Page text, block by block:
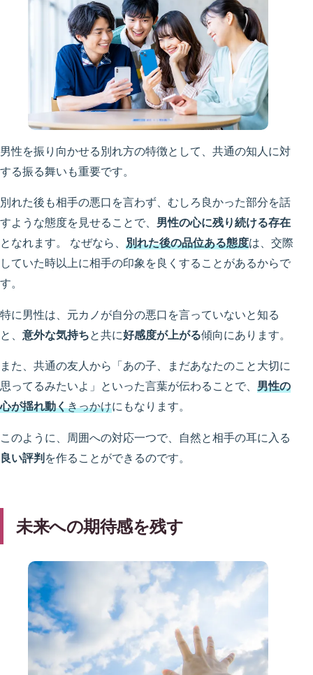
男性を振り向かせる別れ方の特徴として、共通の知人に対
する振る舞いも重要です。
別れた後も相手の悪口を言わず、むしろ良かった部分を話
すような態度を見せることで、 男性の心に残り続ける存在
となれます。 なぜなら、 別れた後の品位ある態度は、交際
していた時以上に相手の印象を良くすることがあるからで
す。
特に男性は、元カノが自分の悪口を言っていないと知る
と、 意外な気持ちと共に好感度が上がる傾向にあります。
また、共通の友人から「あの子、まだあなたのこと大切に
思ってるみたいよ」といった言葉が伝わることで、 男性の
心が揺れ動くきっかけにもなります。
このように、周囲への対応一つで、自然と相手の耳に入る
良い評判 を作ることができるのです。
未来への期待感を残す